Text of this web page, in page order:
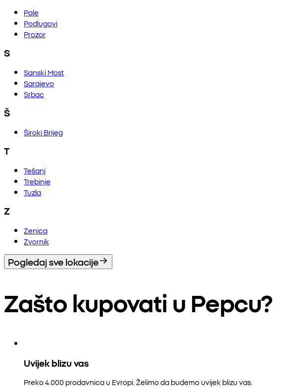
Pale
Podlugovi
Prozor
S
Sanski Most
Sarajevo
Srbac
Š
Široki Brijeg
T
Tešanj
Trebinje
Tuzla
Z
Zenica
Zvornik
Pogledaj sve lokacije
Zašto kupovati u Pepcu?
Uvijek blizu vas
Preko 4.000 prodavnica u Evropi. Želimo da budemo uvijek blizu vas.